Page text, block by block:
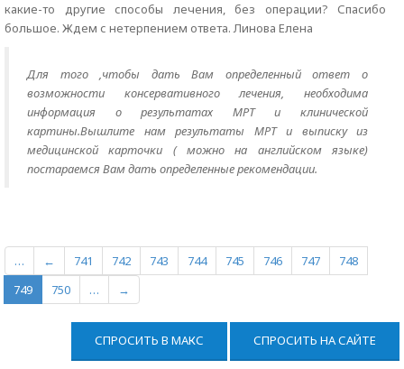
какие-то другие способы лечения, без операции? Спасибо
большое. Ждем с нетерпением ответа. Линова Елена
Для того ,чтобы дать Вам определенный ответ о
возможности консервативного лечения, необходима
информация о результатах МРТ и клинической
картины.Вышлите нам результаты МРТ и выписку из
медицинской карточки ( можно на английском языке)
постараемся Вам дать определенные рекомендации.
… ← 741 742 743 744 745 746 747
748
749
750 … →
СПРОСИТЬ В МАКС СПРОСИТЬ НА САЙТЕ